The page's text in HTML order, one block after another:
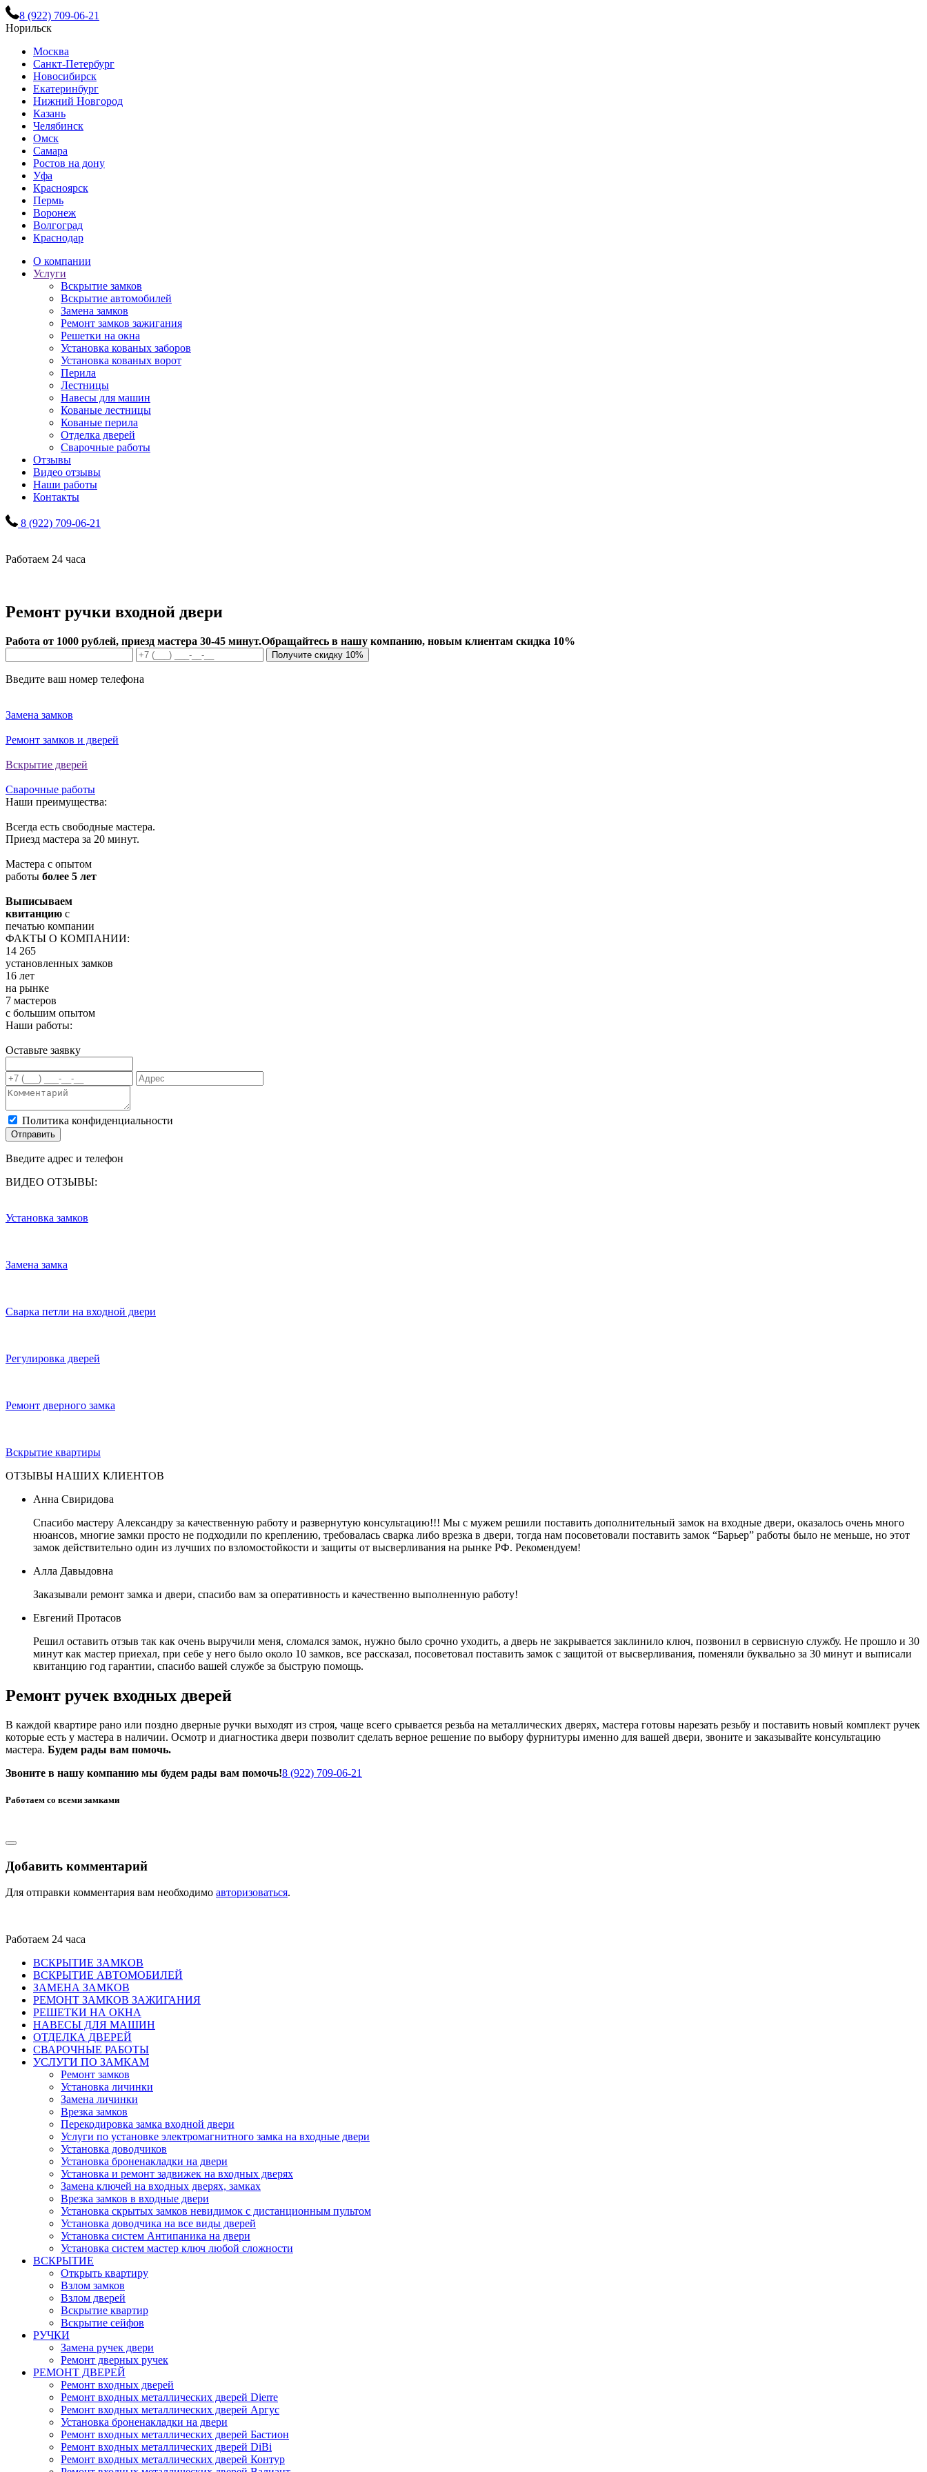
8 (922) 709-06-21
Норильск
Москва
Санкт-Петербург
Новосибирск
Екатеринбург
Нижний Новгород
Казань
Челябинск
Омск
Самара
Ростов на дону
Уфа
Красноярск
Пермь
Воронеж
Волгоград
Краснодар
О компании
Услуги
Вскрытие замков
Вскрытие автомобилей
Замена замков
Ремонт замков зажигания
Решетки на окна
Установка кованых заборов
Установка кованых ворот
Перила
Лестницы
Навесы для машин
Кованые лестницы
Кованые перила
Отделка дверей
Сварочные работы
Отзывы
Видео отзывы
Наши работы
Контакты
8 (922) 709-06-21
Работаем 24 часа
Ремонт ручки входной двери
Работа от 1000 рублей, приезд мастера 30-45 минут.Обращайтесь в нашу компанию, новым клиентам скидка 10%
Получите скидку 10%
Введите ваш номер телефона
Замена замков
Ремонт замков и дверей
Вскрытие дверей
Сварочные работы
Наши преимущества:
Всегда есть свободные мастера.
Приезд мастера за 20 минут.
Мастера с опытом
работы более 5 лет
Выписываем
квитанцию с
печатью компании
ФАКТЫ О КОМПАНИИ:
14 265
установленных замков
16 лет
на рынке
7 мастеров
с большим опытом
Наши работы:
Оставьте заявку
Политика конфиденциальности
Отправить
Введите адрес и телефон
ВИДЕО ОТЗЫВЫ:
Установка замков
Замена замка
Сварка петли на входной двери
Регулировка дверей
Ремонт дверного замка
Вскрытие квартиры
ОТЗЫВЫ НАШИХ КЛИЕНТОВ
Анна Свиридова
Спасибо мастеру Александру за качественную работу и развернутую консультацию!!! Мы с мужем решили поставить дополнительный замок на входные двери, оказалось очень много
нюансов, многие замки просто не подходили по креплению, требовалась сварка либо врезка в двери, тогда нам посоветовали поставить замок “Барьер” работы было не меньше, но этот
замок действительно один из лучших по взломостойкости и защиты от высверливания на рынке РФ. Рекомендуем!
Алла Давыдовна
Заказывали ремонт замка и двери, спасибо вам за оперативность и качественно выполненную работу!
Евгений Протасов
Решил оставить отзыв так как очень выручили меня, сломался замок, нужно было срочно уходить, а дверь не закрывается заклинило ключ, позвонил в сервисную службу. Не прошло и 30
минут как мастер приехал, при себе у него было около 10 замков, все рассказал, посоветовал поставить замок с защитой от высверливания, поменяли буквально за 30 минут и выписали
квитанцию год гарантии, спасибо вашей службе за быструю помощь.
Ремонт ручек входных дверей
В каждой квартире рано или поздно дверные ручки выходят из строя, чаще всего срывается резьба на металлических дверях, мастера готовы нарезать резьбу и поставить новый комплект ручек
которые есть у мастера в наличии. Осмотр и диагностика двери позволит сделать верное решение по выбору фурнитуры именно для вашей двери, звоните и заказывайте консультацию
мастера. Будем рады вам помочь.
Звоните в нашу компанию мы будем рады вам помочь!8 (922) 709-06-21
Работаем со всеми замками
Добавить комментарий
Для отправки комментария вам необходимо авторизоваться.
Работаем 24 часа
ВСКРЫТИЕ ЗАМКОВ
ВСКРЫТИЕ АВТОМОБИЛЕЙ
ЗАМЕНА ЗАМКОВ
РЕМОНТ ЗАМКОВ ЗАЖИГАНИЯ
РЕШЕТКИ НА ОКНА
НАВЕСЫ ДЛЯ МАШИН
ОТДЕЛКА ДВЕРЕЙ
СВАРОЧНЫЕ РАБОТЫ
УСЛУГИ ПО ЗАМКАМ
Ремонт замков
Установка личинки
Замена личинки
Врезка замков
Перекодировка замка входной двери
Услуги по установке электромагнитного замка на входные двери
Установка доводчиков
Установка броненакладки на двери
Установка и ремонт задвижек на входных дверях
Замена ключей на входных дверях, замках
Врезка замков в входные двери
Установка скрытых замков невидимок с дистанционным пультом
Установка доводчика на все виды дверей
Установка систем Антипаника на двери
Установка систем мастер ключ любой сложности
ВСКРЫТИЕ
Открыть квартиру
Взлом замков
Взлом дверей
Вскрытие квартир
Вскрытие сейфов
РУЧКИ
Замена ручек двери
Ремонт дверных ручек
РЕМОНТ ДВЕРЕЙ
Ремонт входных дверей
Ремонт входных металлических дверей Dierre
Ремонт входных металлических дверей Аргус
Установка броненакладки на двери
Ремонт входных металлических дверей Бастион
Ремонт входных металлических дверей DiBi
Ремонт входных металлических дверей Контур